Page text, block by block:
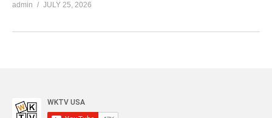
admin JULY 25, 2026